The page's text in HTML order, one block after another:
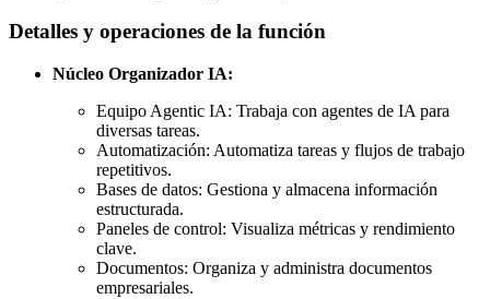
Detalles y operaciones de la función
Núcleo Organizador IA:
Equipo Agentic IA: Trabaja con agentes de IA para
diversas tareas.
Automatización: Automatiza tareas y flujos de trabajo
repetitivos.
Bases de datos: Gestiona y almacena información
estructurada.
Paneles de control: Visualiza métricas y rendimiento
clave.
Documentos: Organiza y administra documentos
empresariales.